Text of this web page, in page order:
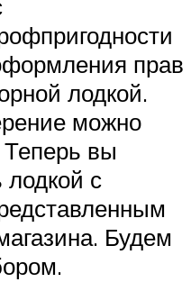
прав
лодкой.
можно
вы
лодкой с
Будем